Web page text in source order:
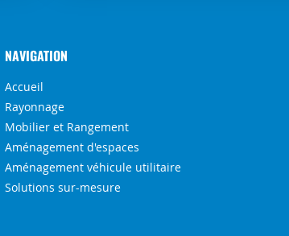
NAVIGATION
Accueil
Rayonnage
Mobilier et Rangement
Aménagement d'espaces
Aménagement véhicule utilitaire
Solutions sur-mesure